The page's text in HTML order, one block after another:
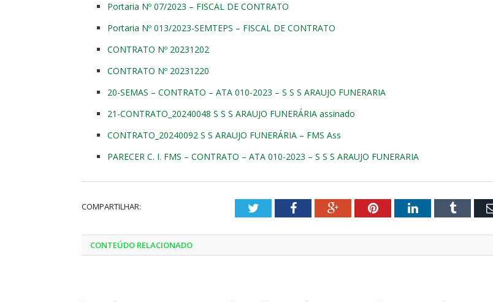
Portaria Nº 07/2023 – FISCAL DE CONTRATO
Portaria Nº 013/2023-SEMTEPS – FISCAL DE CONTRATO
CONTRATO Nº 20231202
CONTRATO Nº 20231220
20-SEMAS – CONTRATO – ATA 010-2023 – S S S ARAUJO FUNERARIA
21-CONTRATO_20240048 S S S ARAUJO FUNERÁRIA assinado
CONTRATO_20240092 S S ARAUJO FUNERÁRIA – FMS Ass
PARECER C. I. FMS – CONTRATO – ATA 010-2023 – S S S ARAUJO FUNERARIA
COMPARTILHAR: TwitterFacebookGoogle+PinterestLinkedInTumblr
CONTEÚDO RELACIONADO